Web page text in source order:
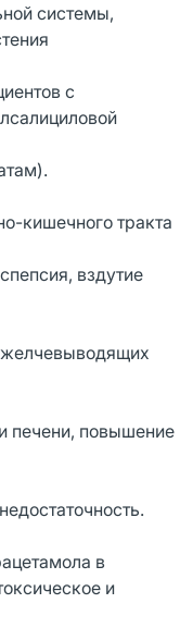
системы,
с
кишечного тракта
вздутие
печени, повышение
в
и